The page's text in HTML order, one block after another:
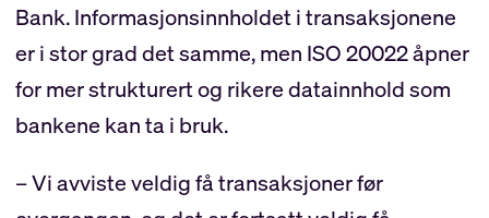
Bank. Informasjonsinnholdet i transaksjonene
er i stor grad det samme, men ISO 20022 åpner
for mer strukturert og rikere datainnhold som
bankene kan ta i bruk.
– Vi avviste veldig få transaksjoner før